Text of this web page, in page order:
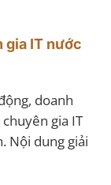
gia IT nước
doanh
gia IT
Nội dung giải